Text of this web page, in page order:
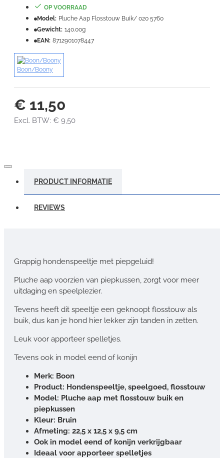
VERDER
€ 11,50
Excl. BTW: € 9,50
OP VOORRAAD
Model: Pluche Aap Flosstouw Buik/ 020 5760
Gewicht: 140.00g
EAN: 8712901078447
Boon/Boony
PRODUCT INFORMATIE
REVIEWS
Grappig hondenspeeltje met piepgeluid!
Pluche aap voorzien van piepkussen, zorgt voor meer
uitdaging en speelplezier.
Tevens heeft dit speeltje een geknoopt flosstouw als
buik, dus kan je hond hier lekker zijn tanden in zetten.
Leuk voor apporteer spelletjes.
Tevens ook in model eend of konijn
Merk: Boon
Product: Hondenspeeltje, speelgoed, flosstouw
Model: Pluche aap met flosstouw buik en
piepkussen
Kleur: Bruin
Afmeting: 22,5 x 12,5 x 9,5 cm
Ook in model eend of konijn verkrijgbaar
Ideaal voor apporteer spelletjes